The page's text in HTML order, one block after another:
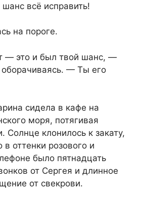
всё исправить!
на пороге.
— это и был твой шанс, —
оборачиваясь. — Ты его
сидела в кафе на
моря, потягивая
Солнце клонилось к закату,
оттенки розового и
было пятнадцать
от Сергея и длинное
от свекрови.